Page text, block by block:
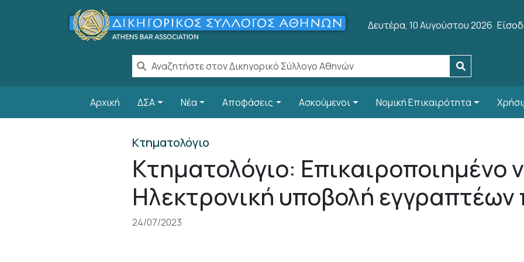
Παράκαμψη προς το κυρίως περιεχόμενο
Δευτέρα, 10 Αυγούστου 2026User
Αρχική ΔΣΑ Νέα Αποφάσεις Ασκούμενοι Νομική Επικαιρότητα
Κτηματολόγιο
Κτηματολόγιο: Επικαιροποιημένο
Ηλεκτρονική υποβολή
24/07/2023